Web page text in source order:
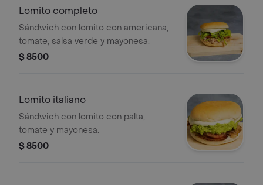
Lomito completo
Sándwich con lomito con americana,
tomate, salsa verde y mayonesa.
$ 8500
Lomito italiano
Sándwich con lomito con palta,
tomate y mayonesa.
$ 8500